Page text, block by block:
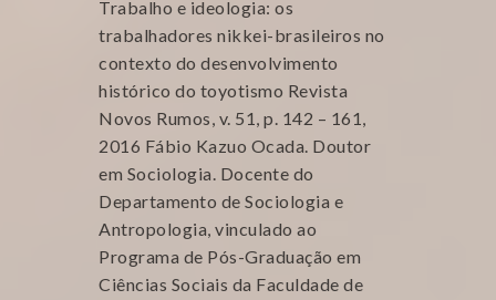
Trabalho e ideologia: os
trabalhadores nikkei-brasileiros no
contexto do desenvolvimento
histórico do toyotismo Revista
Novos Rumos, v. 51, p. 142 – 161,
2016 Fábio Kazuo Ocada. Doutor
em Sociologia. Docente do
Departamento de Sociologia e
Antropologia, vinculado ao
Programa de Pós-Graduação em
Ciências Sociais da Faculdade de